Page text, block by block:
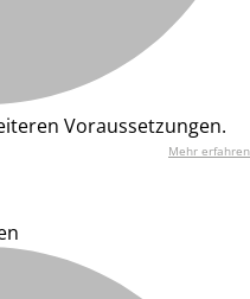
Voraussetzungen.
Mehr erfahren